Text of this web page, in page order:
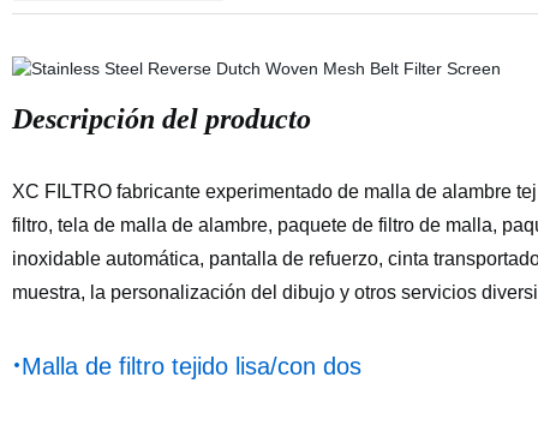
Descripción del producto
XC FILTRO fabricante experimentado de malla de alambre
filtro, tela de malla de alambre, paquete de filtro de malla,
inoxidable automática, pantalla de refuerzo, cinta
muestra, la personalización del dibujo y otros servicios
·Malla de filtro tejido lisa/con dos